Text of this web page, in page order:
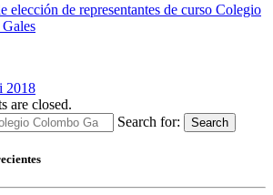
elección de representantes de curso Colegio
2018
are closed.
Search for:
Search